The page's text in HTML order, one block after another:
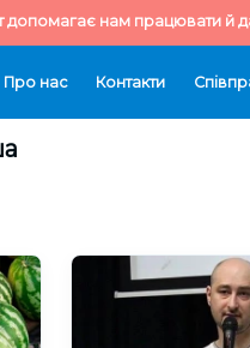
допомагає нам працювати й
Про нас Контакти